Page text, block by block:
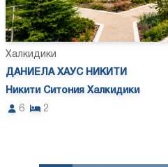
Халкидики
ДАНИЕЛА ХАУС НИКИТИ
Никити Ситония Халкидики
6
2